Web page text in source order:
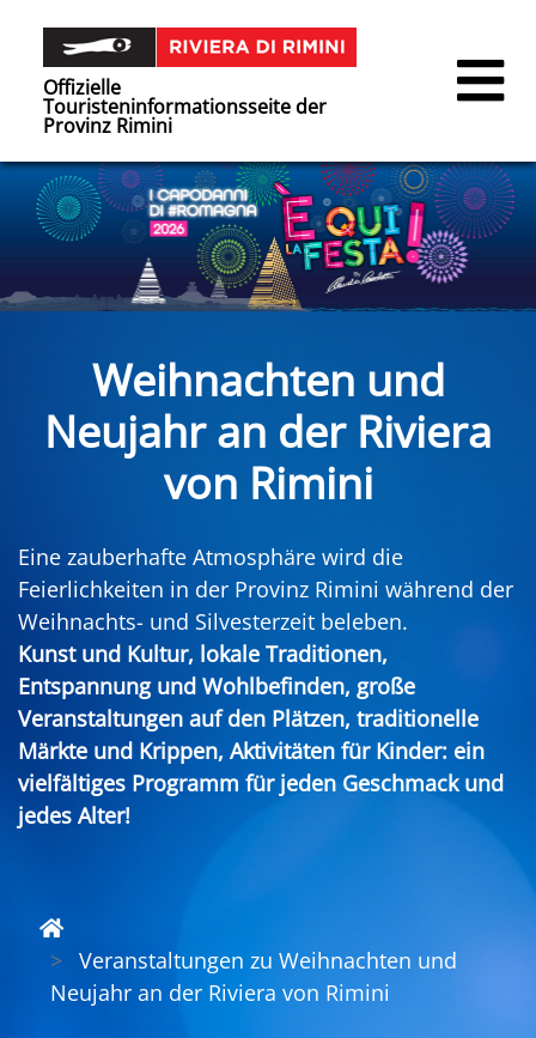
Offizielle
Touristeninformationsseite der
Provinz Rimini
Weihnachten und
Neujahr an der Riviera
von Rimini
Eine zauberhafte Atmosphäre wird die
Feierlichkeiten in der Provinz Rimini während der
Weihnachts- und Silvesterzeit beleben.
Kunst und Kultur, lokale Traditionen,
Entspannung und Wohlbefinden, große
Veranstaltungen auf den Plätzen, traditionelle
Märkte und Krippen, Aktivitäten für Kinder: ein
vielfältiges Programm für jeden Geschmack und
jedes Alter!
Veranstaltungen zu Weihnachten und
Neujahr an der Riviera von Rimini